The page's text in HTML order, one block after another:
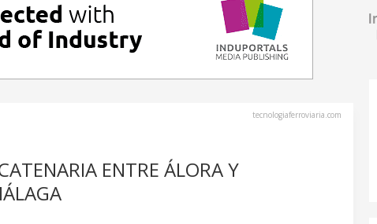
tecnologiaferroviaria.com
ENTRE ÁLORA Y